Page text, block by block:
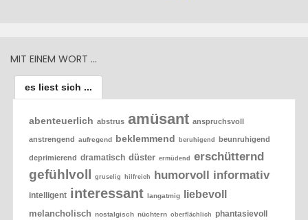
MIT EINEM WORT …
es liest sich ...
abenteuerlich abstrus amüsant anspruchsvoll
anstrengend aufregend beklemmend beruhigend beunruhigend
deprimierend dramatisch düster ermüdend erschütternd
gefühlvoll gruselig hilfreich humorvoll informativ
intelligent interessant langatmig liebevoll
melancholisch nostalgisch nüchtern oberflächlich phantasievoll